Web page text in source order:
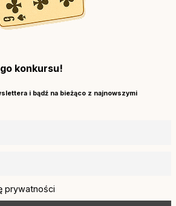
konkursu!
i bądź na bieżąco z najnowszymi
prywatności